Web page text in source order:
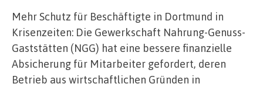
Mehr Schutz für Beschäftigte in Dortmund in
Krisenzeiten: Die Gewerkschaft Nahrung-Genuss-
Gaststätten (NGG) hat eine bessere finanzielle
Absicherung für Mitarbeiter gefordert, deren
Betrieb aus wirtschaftlichen Gründen in